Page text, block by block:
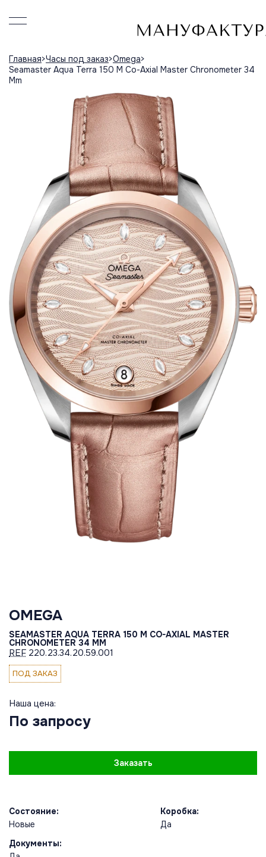
Главная Часы под заказ Omega
Seamaster Aqua Terra 150 M Co-Axial Master Chronometer 34
Mm
OMEGA
SEAMASTER AQUA TERRA 150 M CO-AXIAL MASTER
CHRONOMETER 34 MM
REF 220.23.34.20.59.001
ПОД ЗАКАЗ
Наша цена:
По запросу
Заказать
Состояние:
Новые
Коробка:
Да
Документы: